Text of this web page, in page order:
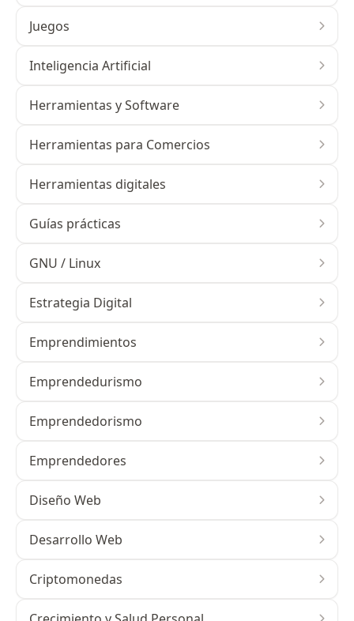
Juegos
Inteligencia Artificial
Herramientas y Software
Herramientas para Comercios
Herramientas digitales
Guías prácticas
GNU / Linux
Estrategia Digital
Emprendimientos
Emprendedurismo
Emprendedorismo
Emprendedores
Diseño Web
Desarrollo Web
Criptomonedas